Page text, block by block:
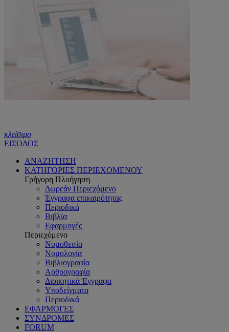
κλείσιμο
ΕΙΣΟΔΟΣ
ΑΝΑΖΗΤΗΣΗ
ΚΑΤΗΓΟΡΙΕΣ ΠΕΡΙΕΧΟΜΕΝΟΥ
Γρήγορη Πλοήγηση
Δωρεάν Περιεχόμενο
Έγγραφα επικαιρότητας
Περιοδικά
Βιβλία
Εφαρμογές
Περιεχόμενο
Νομοθεσία
Νομολογία
Βιβλιογραφία
Αρθρογραφία
Διοικητικά Έγγραφα
Υποδείγματα
Περιοδικά
ΕΦΑΡΜΟΓΕΣ
ΣΥΝΔΡΟΜΕΣ
FORUM